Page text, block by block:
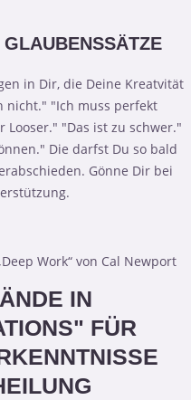
in Dir, die Deine Kreatvität
nicht." "Ich muss perfekt
"Das ist zu schwer."
Die darfst Du so bald
Gönne Dir bei
Work“ von Cal Newport
IN
FÜR